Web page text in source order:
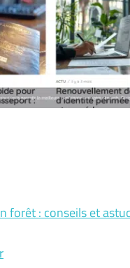
forêt : conseils et